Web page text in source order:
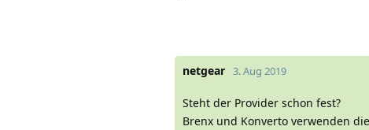
netgear 3. Aug 2019
Steht der Provider schon fest?
Brenx und Konverto verwenden